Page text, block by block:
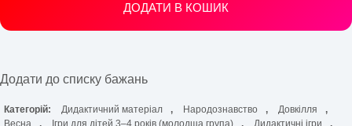
ДОДАТИ В КОШИК
Додати до списку бажань
Категорій: Дидактичний матеріал , Народознавство , Довкілля
,
Весна
, Ігри для дітей 3–4 років (молодша група) , Дидактичні ігри
,